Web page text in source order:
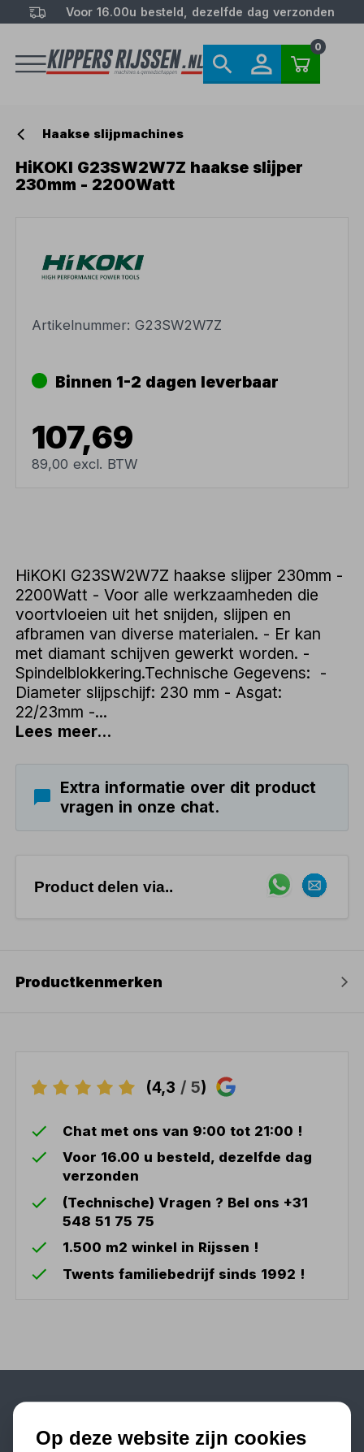
Voor 16.00u besteld, dezelfde dag verzonden
0
Haakse slijpmachines
HiKOKI G23SW2W7Z haakse slijper
230mm - 2200Watt
Artikelnummer:G23SW2W7Z
Binnen 1-2 dagen leverbaar
107,69
89,00 excl. BTW
HiKOKI G23SW2W7Z haakse slijper 230mm -
2200Watt - Voor alle werkzaamheden die
voortvloeien uit het snijden, slijpen en
afbramen van diverse materialen. - Er kan
met diamant schijven gewerkt worden. -
Spindelblokkering.Technische Gegevens: -
Diameter slijpschijf: 230 mm - Asgat:
22/23mm -...
Lees meer...
Extra informatie over dit product
vragen in onze chat.
Product delen via..
Productkenmerken
(4,3 / 5)
Chat met ons van 9:00 tot 21:00 !
Voor 16.00 u besteld, dezelfde dag
verzonden
(Technische) Vragen ? Bel ons +31
548 51 75 75
1.500 m2 winkel in Rijssen !
Twents familiebedrijf sinds 1992 !
Populaire categorieën
Op deze website zijn cookies